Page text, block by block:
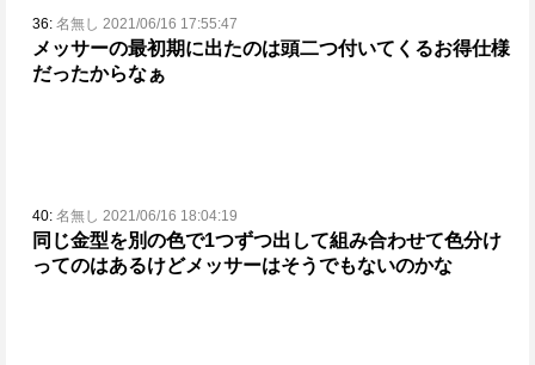
36: 名無し 2021/06/16 17:55:47
メッサーの最初期に出たのは頭二つ付いてくるお得仕様
だったからなぁ
40: 名無し 2021/06/16 18:04:19
同じ金型を別の色で1つずつ出して組み合わせて色分け
ってのはあるけどメッサーはそうでもないのかな